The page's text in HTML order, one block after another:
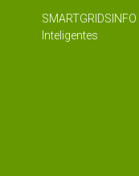
Inteligentes